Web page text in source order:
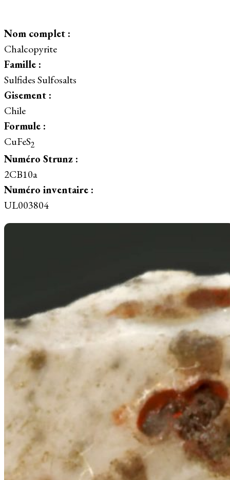
Nom complet :
Chalcopyrite
Famille :
Sulfides Sulfosalts
Gisement :
Chile
Formule :
CuFeS2
Numéro Strunz :
2CB10a
Numéro inventaire :
UL003804